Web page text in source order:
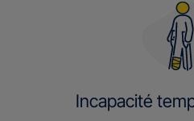
Incapacité